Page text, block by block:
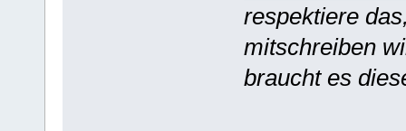
respektiere
mitschreiben
braucht es